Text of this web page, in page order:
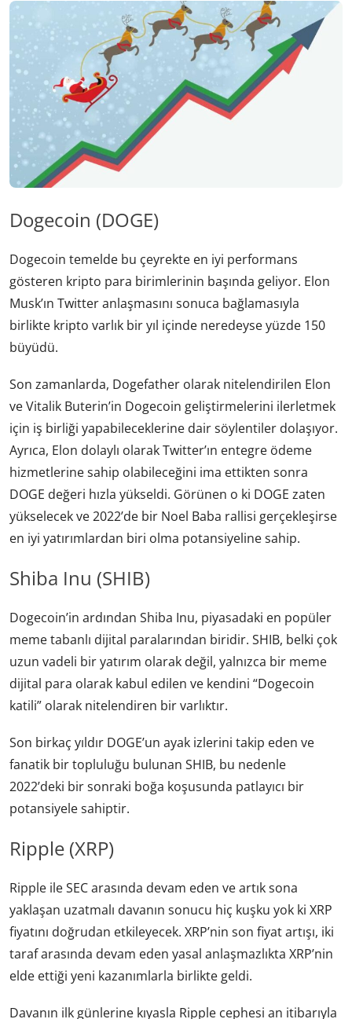
Dogecoin (DOGE)
Dogecoin temelde bu çeyrekte en iyi performans
gösteren kripto para birimlerinin başında geliyor. Elon
Musk’ın Twitter anlaşmasını sonuca bağlamasıyla
birlikte kripto varlık bir yıl içinde neredeyse yüzde 150
büyüdü.
Son zamanlarda, Dogefather olarak nitelendirilen Elon
ve Vitalik Buterin’in Dogecoin geliştirmelerini ilerletmek
için iş birliği yapabileceklerine dair söylentiler dolaşıyor.
Ayrıca, Elon dolaylı olarak Twitter’ın entegre ödeme
hizmetlerine sahip olabileceğini ima ettikten sonra
DOGE değeri hızla yükseldi. Görünen o ki DOGE zaten
yükselecek ve 2022’de bir Noel Baba rallisi gerçekleşirse
en iyi yatırımlardan biri olma potansiyeline sahip.
Shiba Inu (SHIB)
Dogecoin’in ardından Shiba Inu, piyasadaki en popüler
meme tabanlı dijital paralarından biridir. SHIB, belki çok
uzun vadeli bir yatırım olarak değil, yalnızca bir meme
dijital para olarak kabul edilen ve kendini “Dogecoin
katili” olarak nitelendiren bir varlıktır.
Son birkaç yıldır DOGE’un ayak izlerini takip eden ve
fanatik bir topluluğu bulunan SHIB, bu nedenle
2022’deki bir sonraki boğa koşusunda patlayıcı bir
potansiyele sahiptir.
Ripple (XRP)
Ripple ile SEC arasında devam eden ve artık sona
yaklaşan uzatmalı davanın sonucu hiç kuşku yok ki XRP
fiyatını doğrudan etkileyecek. XRP’nin son fiyat artışı, iki
taraf arasında devam eden yasal anlaşmazlıkta XRP’nin
elde ettiği yeni kazanımlarla birlikte geldi.
Davanın ilk günlerine kıyasla Ripple cephesi an itibarıyla